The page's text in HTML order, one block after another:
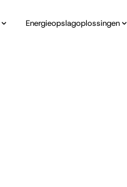
Energieopslagoplossingen